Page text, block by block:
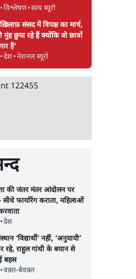
•विश्लेषण•सत्य ब्यूरो
संसद में विपक्ष का मार्च,
मुंह छुपा रहे हैं क्योंकि वो छात्रों
हैं'
•देश•नेशनल ब्यूरो
122455
की जंतर मंतर आंदोलन पर
सीधे फायरिंग कराता, महिलाओं
•देश
‘विद्यार्थी’ नहीं, ‘अनुयायी’
रहे, राहुल गांधी के बयान से
बहस
•वक़्त-बेवक़्त